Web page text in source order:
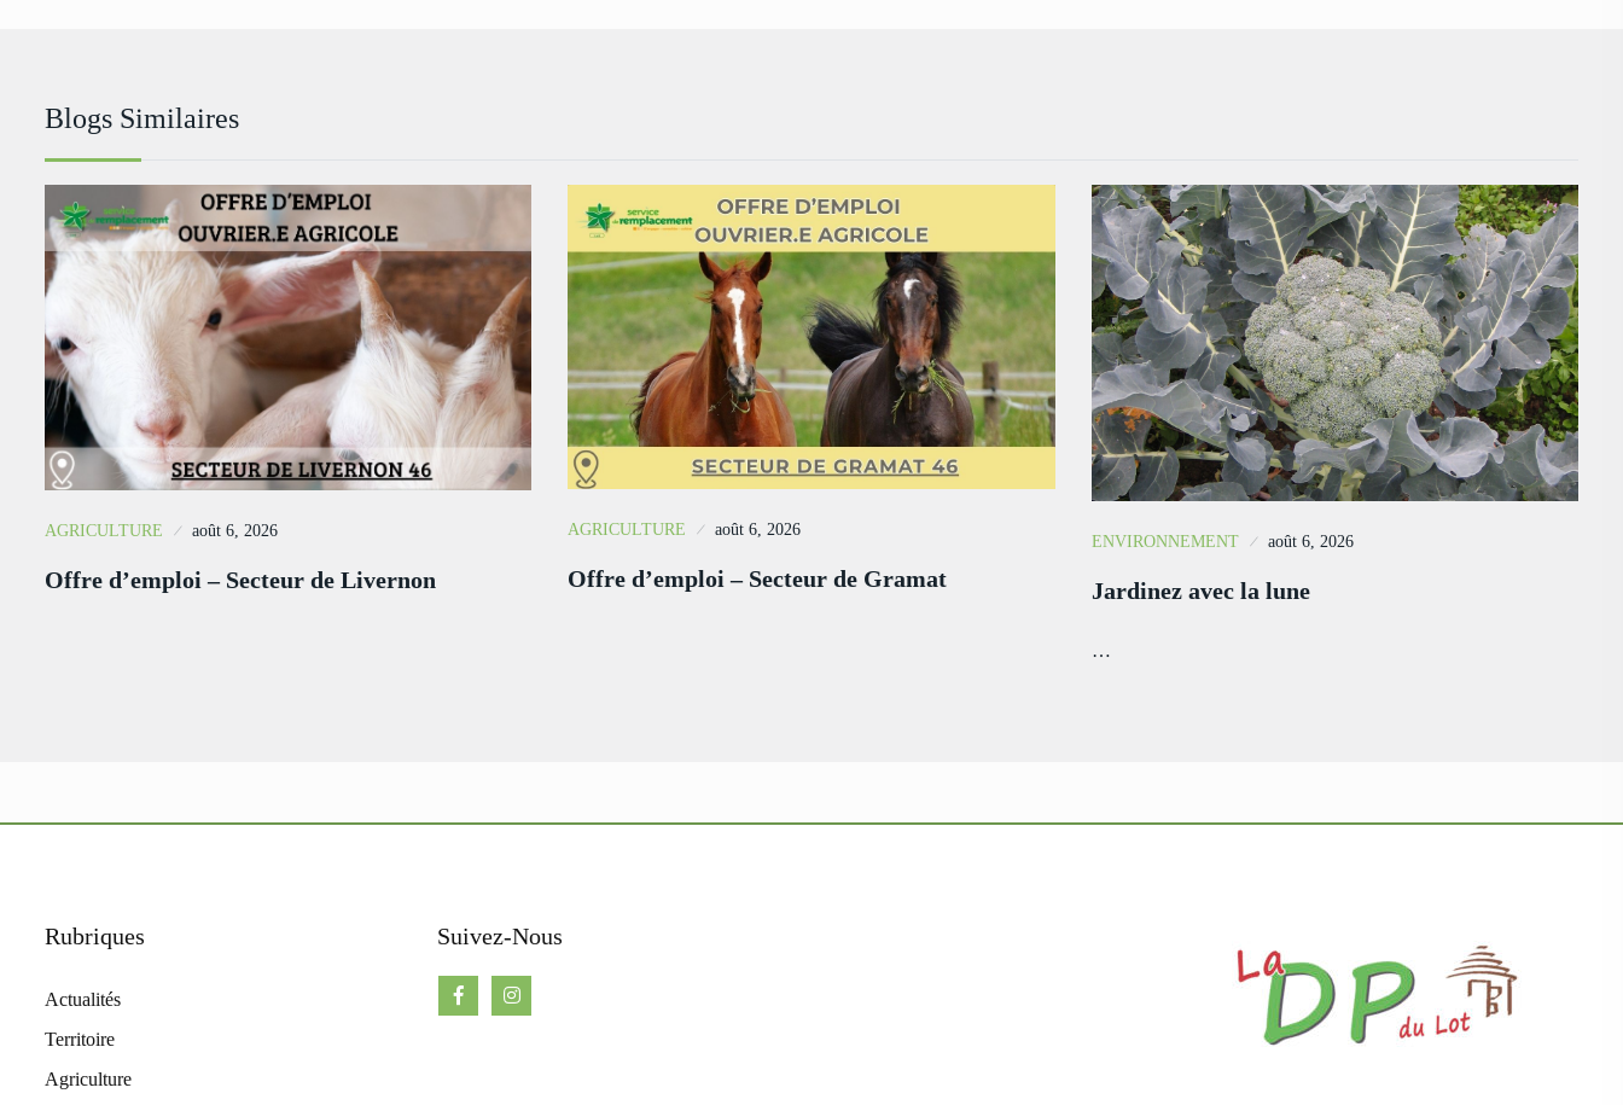
Blogs Similaires
AGRICULTURE août 6, 2026
Offre d’emploi – Secteur de Livernon
AGRICULTURE août 6, 2026
Offre d’emploi – Secteur de Gramat
ENVIRONNEMENT août 6, 2026
Jardinez avec la lune
…
Rubriques
Actualités
Territoire
Agriculture
Suivez-Nous